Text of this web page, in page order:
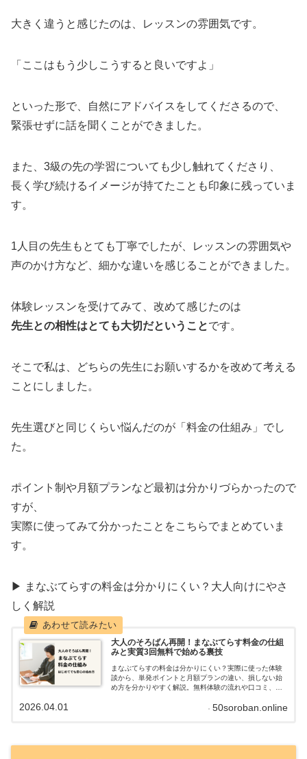
大きく違うと感じたのは、レッスンの雰囲気です。
「ここはもう少しこうすると良いですよ」
といった形で、自然にアドバイスをしてくださるので、
緊張せずに話を聞くことができました。
また、3級の先の学習についても少し触れてくださり、
長く学び続けるイメージが持てたことも印象に残っていま
す。
1人目の先生もとても丁寧でしたが、レッスンの雰囲気や
声のかけ方など、細かな違いを感じることができました。
体験レッスンを受けてみて、改めて感じたのは
先生との相性はとても大切だということです。
そこで私は、どちらの先生にお願いするかを改めて考える
ことにしました。
先生選びと同じくらい悩んだのが「料金の仕組み」でし
た。
ポイント制や月額プランなど最初は分かりづらかったので
すが、
実際に使ってみて分かったことをこちらでまとめていま
す。
▶ まなぶてらすの料金は分かりにくい？大人向けにやさ
しく解説
大人のそろばん再開！まなぶてらす料金の仕組
みと実質3回無料で始める裏技
まなぶてらすの料金は分かりにくい？実際に使った体験
談から、単発ポイントと月額プランの違い、損しない始
め方を分かりやすく解説。無料体験の流れや口コミ、メ
おすすめの選び方をまとめました。50soroban.online
2026.04.01